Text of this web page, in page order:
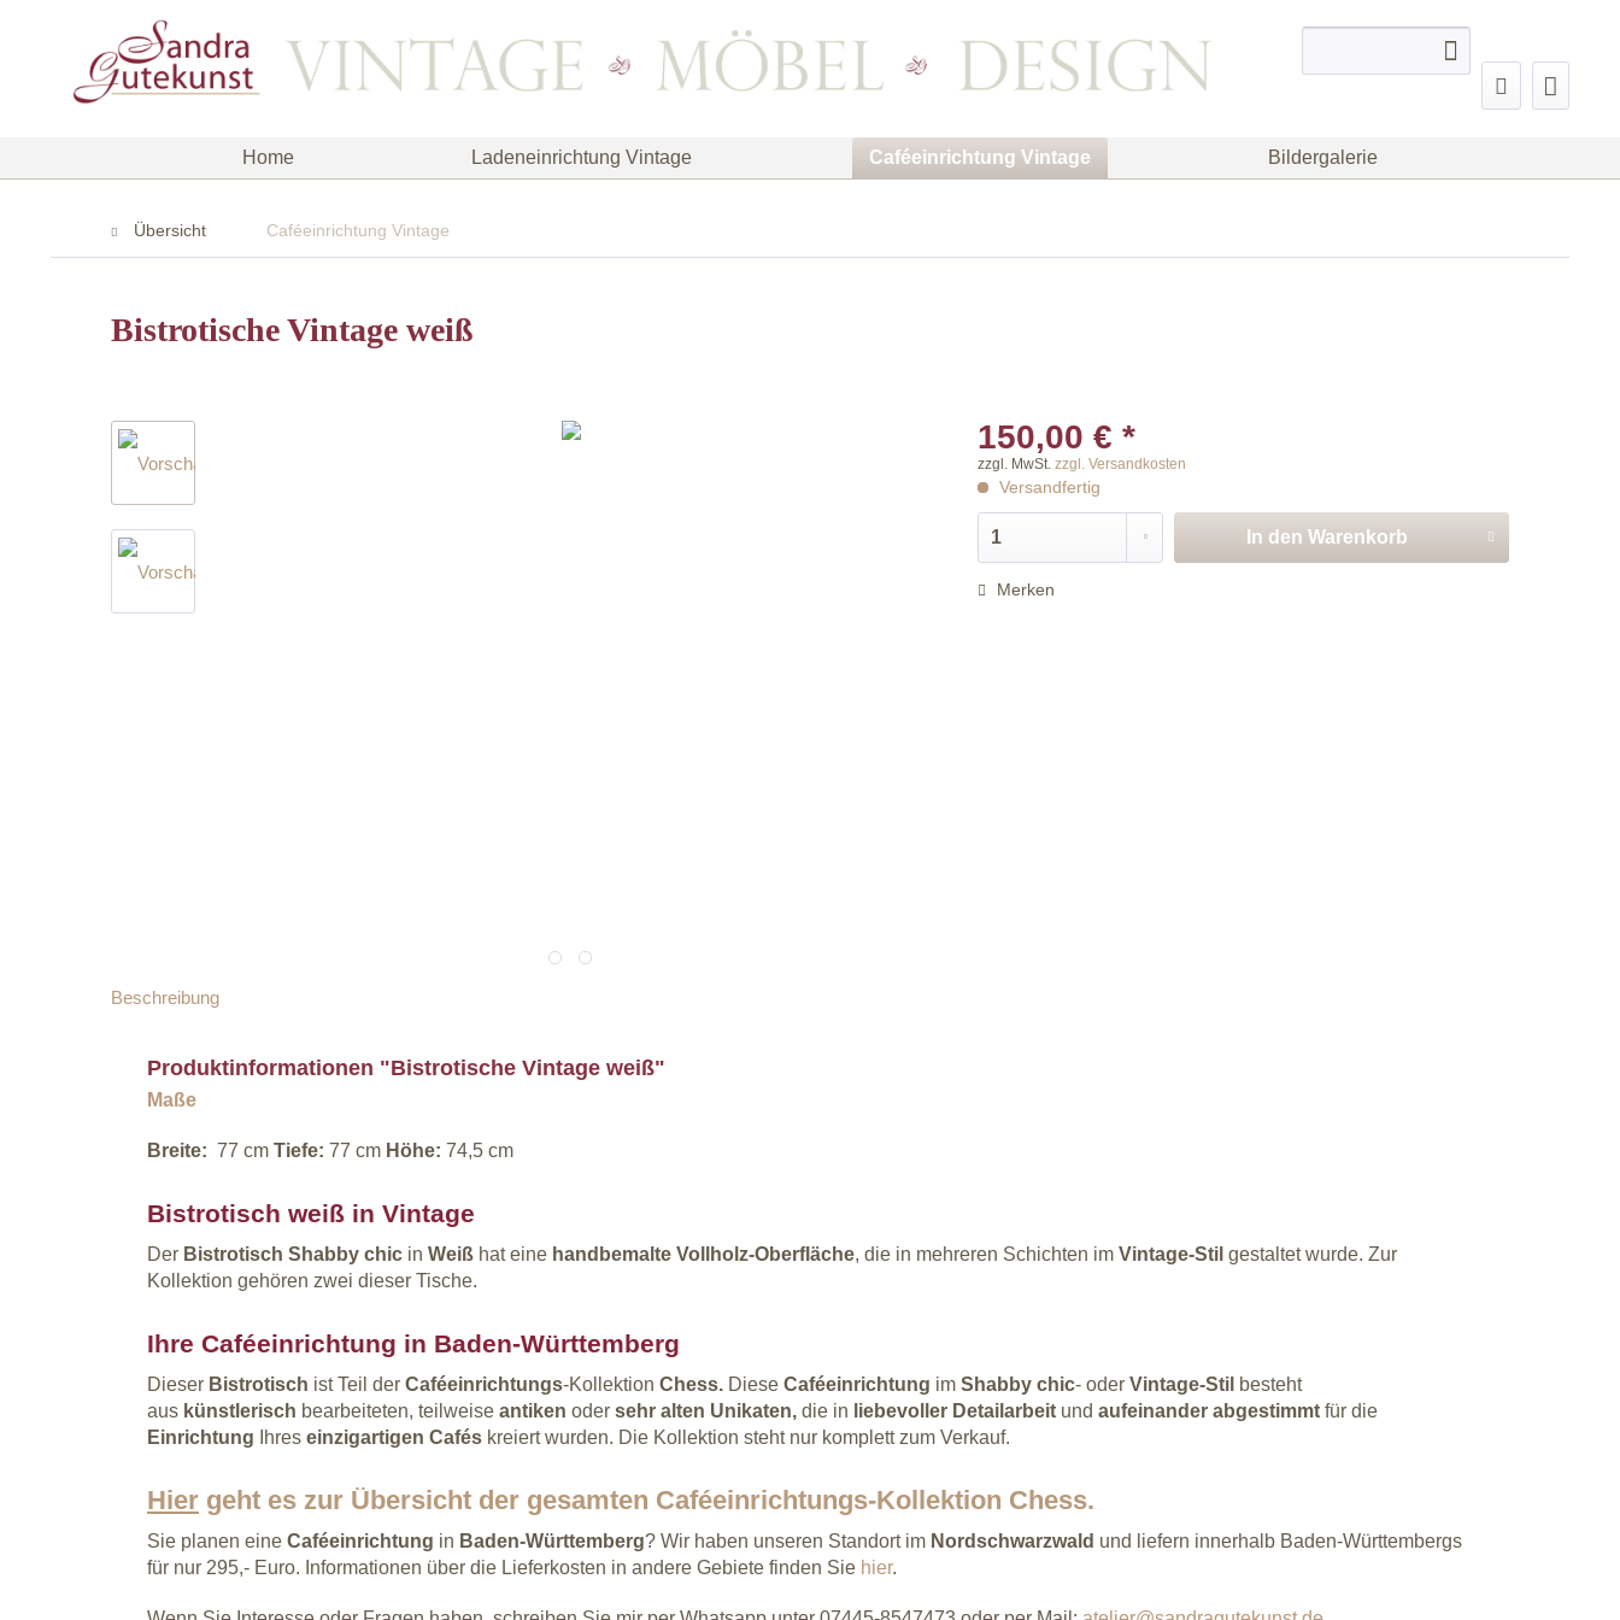
Home Ladeneinrichtung Vintage Caféeinrichtung Vintage Bildergalerie
Übersicht Caféeinrichtung Vintage
Bistrotische Vintage weiß
150,00 € *
zzgl. MwSt.zzgl. Versandkosten
Versandfertig
In den Warenkorb
Merken
Beschreibung
Produktinformationen "Bistrotische Vintage weiß"
Maße
Breite: 77 cm Tiefe: 77 cm Höhe: 74,5 cm
Bistrotisch weiß in Vintage
Der Bistrotisch Shabby chic in Weiß hat eine handbemalte Vollholz-Oberfläche, die in mehreren Schichten im Vintage-Stil gestaltet wurde. Zur
Kollektion gehören zwei dieser Tische.
Ihre Caféeinrichtung in Baden-Württemberg
Dieser Bistrotisch ist Teil der Caféeinrichtungs-Kollektion Chess. Diese Caféeinrichtung im Shabby chic- oder Vintage-Stil besteht
aus künstlerisch bearbeiteten, teilweise antiken oder sehr alten Unikaten, die in liebevoller Detailarbeit und aufeinander abgestimmt für die
Einrichtung Ihres einzigartigen Cafés kreiert wurden. Die Kollektion steht nur komplett zum Verkauf.
Hier geht es zur Übersicht der gesamten Caféeinrichtungs-Kollektion Chess.
Sie planen eine Caféeinrichtung in Baden-Württemberg? Wir haben unseren Standort im Nordschwarzwald und liefern innerhalb Baden-Württembergs
für nur 295,- Euro. Informationen über die Lieferkosten in andere Gebiete finden Sie hier.